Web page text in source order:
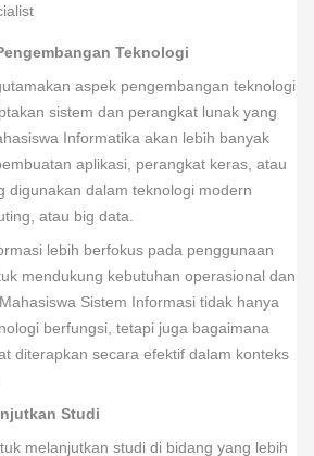
Teknologi
aspek pengembangan teknologi
sistem dan perangkat lunak yang
Informatika akan lebih banyak
aplikasi, perangkat keras, atau
digunakan dalam teknologi modern
atau big data.
lebih berfokus pada penggunaan
mendukung kebutuhan operasional dan
Sistem Informasi tidak hanya
berfungsi, tetapi juga bagaimana
diterapkan secara efektif dalam konteks
Studi
melanjutkan studi di bidang yang lebih